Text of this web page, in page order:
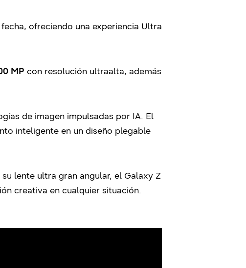
ofreciendo una experiencia Ultra
MP con resolución ultraalta, además
de imagen impulsadas por IA. El
inteligente en un diseño plegable
lente ultra gran angular, el Galaxy Z
creativa en cualquier situación.